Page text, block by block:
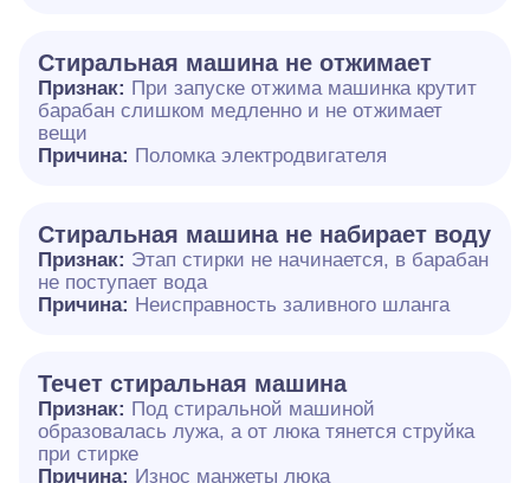
Стиральная машина не отжимает
Признак: При запуске отжима машинка крутит
барабан слишком медленно и не отжимает
вещи
Причина: Поломка электродвигателя
Стиральная машина не набирает воду
Признак: Этап стирки не начинается, в барабан
не поступает вода
Причина: Неисправность заливного шланга
Течет стиральная машина
Признак: Под стиральной машиной
образовалась лужа, а от люка тянется струйка
при стирке
Причина: Износ манжеты люка